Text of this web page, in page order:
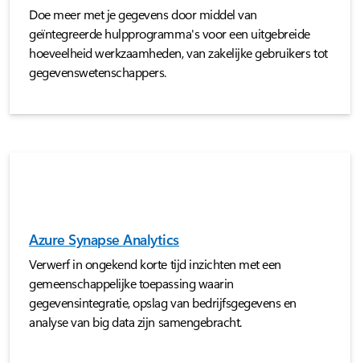
Doe meer met je gegevens door middel van
geïntegreerde hulpprogramma's voor een uitgebreide
hoeveelheid werkzaamheden, van zakelijke gebruikers tot
gegevenswetenschappers.
Azure Synapse Analytics
Verwerf in ongekend korte tijd inzichten met een
gemeenschappelijke toepassing waarin
gegevensintegratie, opslag van bedrijfsgegevens en
analyse van big data zijn samengebracht.